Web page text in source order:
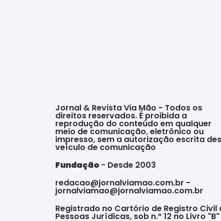
Jornal & Revista Via Mão - Todos os
direitos reservados. É proibida a
reprodução do conteúdo em qualquer
meio de comunicação, eletrônico ou
impresso, sem a autorização escrita
veículo de comunicação
Fundação - Desde 2003
redacao@jornalviamao.com.br -
jornalviamao@jornalviamao.com.br
Registrado no Cartório de Registro Civil
Pessoas Jurídicas, sob n.º 12 no Livro "B"